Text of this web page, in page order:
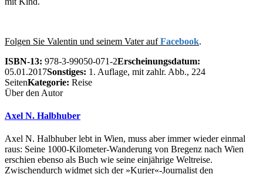
Folgen Sie Valentin und seinem Vater aufFacebook.
ISBN-13: 978-3-99050-071-2Erscheinungsdatum:
05.01.2017Sonstiges: 1. Auflage, mit zahlr. Abb., 224
SeitenKategorie: Reise
Über den Autor
Axel N. Halbhuber
Axel N. Halbhuber lebt in Wien, muss aber immer wieder einmal
raus: Seine 1000-Kilometer-Wanderung von Bregenz nach Wien
erschien ebenso als Buch wie seine einjährige Weltreise.
Zwischendurch widmet sich der »Kurier«-Journalist den